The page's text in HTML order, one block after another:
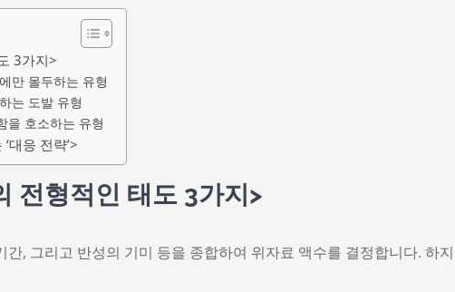
3가지>
만 몰두하는 유형
는 도발 유형
을 호소하는 유형
대응 전략’>
전형적인 태도 3가지>
, 그리고 반성의 기미 등을 종합하여 위자료 액수를 결정합니다. 하